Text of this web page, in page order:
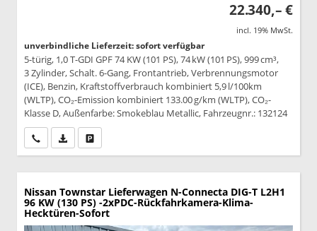
22.340,– €
incl. 19% MwSt.
unverbindliche Lieferzeit: sofort verfügbar
5-türig, 1,0 T-GDI GPF 74 KW (101 PS), 74 kW (101 PS), 999 cm³,
3 Zylinder, Schalt. 6-Gang, Frontantrieb, Verbrennungsmotor
(ICE), Benzin, Kraftstoffverbrauch kombiniert 5,9 l/100km
(WLTP), CO₂-Emission kombiniert 133.00 g/km (WLTP), CO₂-
Klasse D, Außenfarbe: Smokeblau Metallic, Fahrzeugnr.: 132124
Wir rufen Sie anPDF-Datei, Fahrzeugexposé drucken
Nissan Townstar Lieferwagen N-Connecta DIG-T L2H1
96 KW (130 PS) -2xPDC-Rückfahrkamera-Klima-
Hecktüren-Sofort